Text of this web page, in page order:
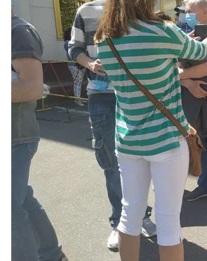
июня всего планируют